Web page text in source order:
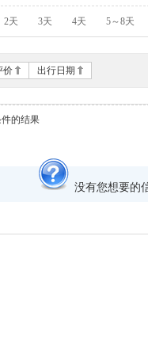
2天 3天 4天 5～8天
价 出行日期
的结果
没有您想要的